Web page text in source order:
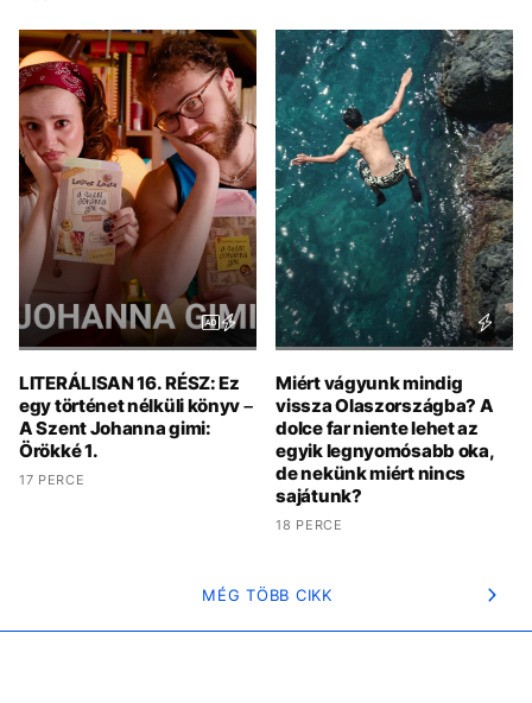
LITERÁLISAN 16. RÉSZ: Ez
egy történet nélküli könyv –
A Szent Johanna gimi:
Örökké 1.
17 PERCE
Miért vágyunk mindig
vissza Olaszországba? A
dolce far niente lehet az
egyik legnyomósabb oka,
de nekünk miért nincs
sajátunk?
18 PERCE
MÉG TÖBB CIKK